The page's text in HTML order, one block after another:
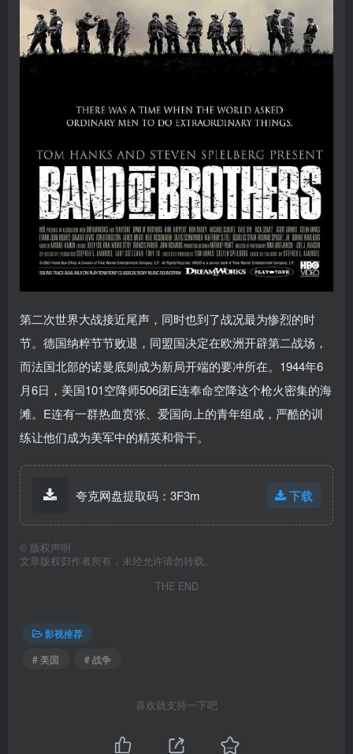
第二次世界大战接近尾声，同时也到了战况最为惨烈的时
节。德国纳粹节节败退，同盟国决定在欧洲开辟第二战场，
而法国北部的诺曼底则成为新局开端的要冲所在。1944年6
月6日，美国101空降师506团E连奉命空降这个枪火密集的海
滩。E连有一群热血贲张、爱国向上的青年组成，严酷的训
练让他们成为美军中的精英和骨干。
夸克网盘提取码：3F3m 下载
© 版权声明
文章版权归作者所有，未经允许请勿转载。
THE END
影视推荐
# 美国
# 战争
喜欢就支持一下吧